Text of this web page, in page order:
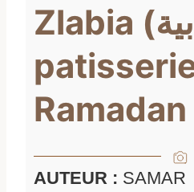
Zlabia (الزلابية),
Ramadan
AUTEUR : SAMAR